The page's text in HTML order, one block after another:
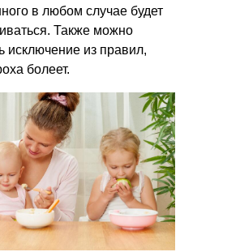
в любом случае будет
Также можно
исключение из правил,
болеет.